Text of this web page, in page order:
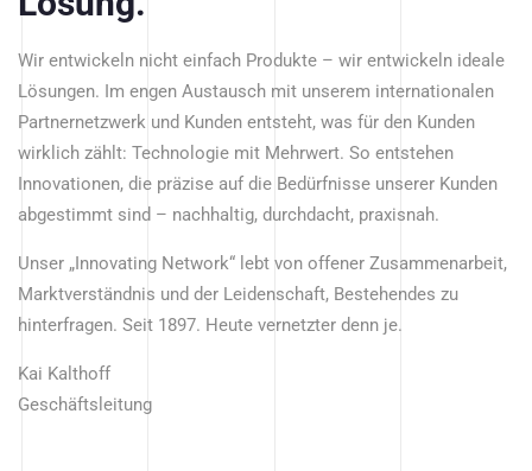
Wir entwickeln nicht einfach Produkte – wir entwickeln ideale
Lösungen. Im engen Austausch mit unserem internationalen
Partnernetzwerk und Kunden entsteht, was für den Kunden
wirklich zählt: Technologie mit Mehrwert. So entstehen
Innovationen, die präzise auf die Bedürfnisse unserer Kunden
abgestimmt sind – nachhaltig, durchdacht, praxisnah.
Unser „Innovating Network“ lebt von offener Zusammenarbeit,
Marktverständnis und der Leidenschaft, Bestehendes zu
hinterfragen. Seit 1897. Heute vernetzter denn je.
Kai Kalthoff
Geschäftsleitung